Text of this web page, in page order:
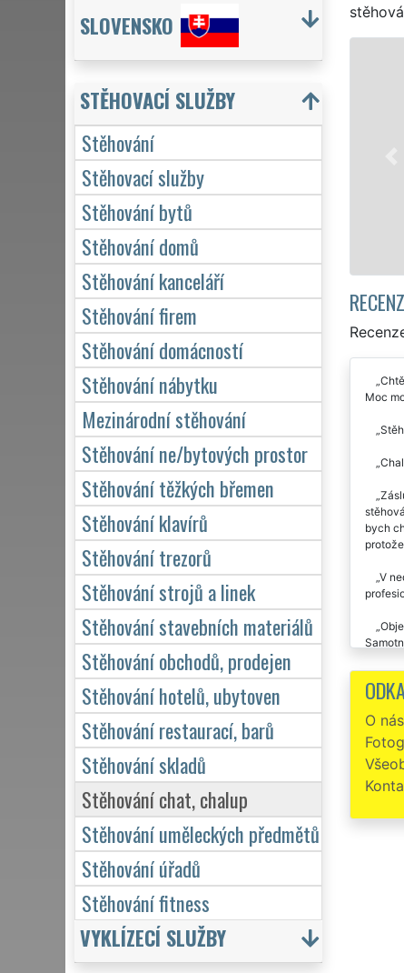
STĚHOVÁNÍ PŘÍBRAM
Naše franchisová síť
stěhovací servis v
stěhování NON-
domácnosti, tak pro
Moc
bych
V
O nás
SLOVENSKO
STĚHOVACÍ SLUŽBY
Stěhování
Stěhovací služby
Stěhování bytů
Stěhování domů
Stěhování kanceláří
Stěhování firem
Stěhování domácností
Stěhování nábytku
Mezinárodní stěhování
Stěhování ne/bytových prostor
Stěhování těžkých břemen
Stěhování klavírů
Stěhování trezorů
Stěhování strojů a linek
Stěhování stavebních materiálů
Stěhování obchodů, prodejen
Stěhování hotelů, ubytoven
Stěhování restaurací, barů
Stěhování skladů
Stěhování chat, chalup
Stěhování uměleckých předmětů
Stěhování úřadů
Stěhování fitness
VYKLÍZECÍ SLUŽBY